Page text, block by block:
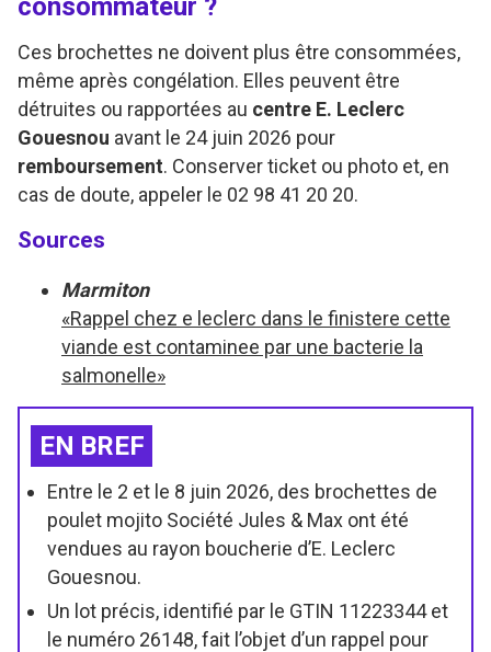
consommateur ?
Ces brochettes ne doivent plus être consommées,
même après congélation. Elles peuvent être
détruites ou rapportées au centre E. Leclerc
Gouesnou avant le 24 juin 2026 pour
remboursement. Conserver ticket ou photo et, en
cas de doute, appeler le 02 98 41 20 20.
Sources
Marmiton
«Rappel chez e leclerc dans le finistere cette
viande est contaminee par une bacterie la
salmonelle»
EN BREF
Entre le 2 et le 8 juin 2026, des brochettes de
poulet mojito Société Jules & Max ont été
vendues au rayon boucherie d’E. Leclerc
Gouesnou.
Un lot précis, identifié par le GTIN 11223344 et
le numéro 26148, fait l’objet d’un rappel pour